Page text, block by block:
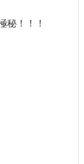
！！！